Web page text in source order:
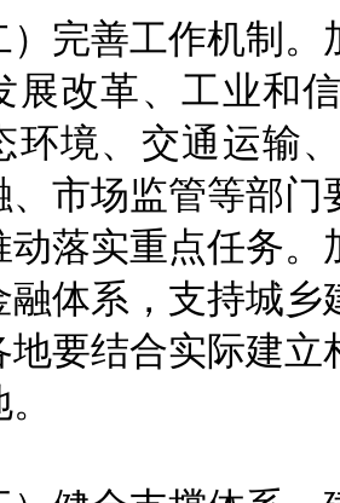
善工作机制。
展改革、工业和
环境、交通运输
、市场监管等部
动落实重点任务
融体系，支持城
地要结合实际建